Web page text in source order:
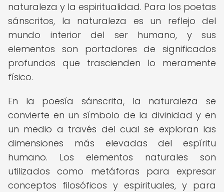
naturaleza y la espiritualidad. Para los poetas
sánscritos, la naturaleza es un reflejo del
mundo interior del ser humano, y sus
elementos son portadores de significados
profundos que trascienden lo meramente
físico.
En la poesía sánscrita, la naturaleza se
convierte en un símbolo de la divinidad y en
un medio a través del cual se exploran las
dimensiones más elevadas del espíritu
humano. Los elementos naturales son
utilizados como metáforas para expresar
conceptos filosóficos y espirituales, y para